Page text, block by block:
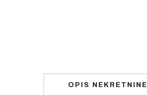
OPIS NEKRETNINE